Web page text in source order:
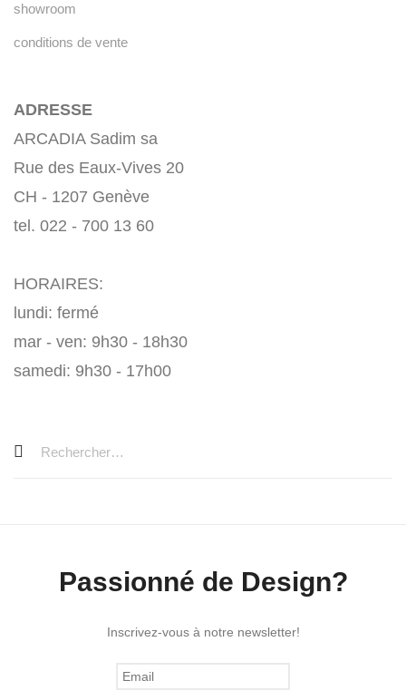
showroom
conditions de vente
ADRESSE
ARCADIA Sadim sa
Rue des Eaux-Vives 20
CH - 1207 Genève
tel. 022 - 700 13 60
HORAIRES:
lundi: fermé
mar - ven: 9h30 - 18h30
samedi: 9h30 - 17h00
Passionné de Design?
Inscrivez-vous à notre newsletter!